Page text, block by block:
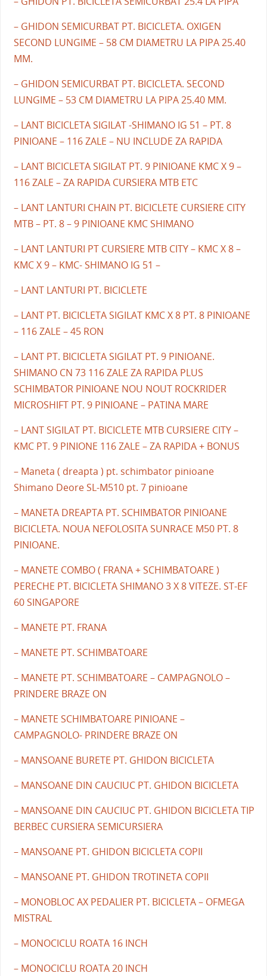
– GHIDON SEMICURBAT PT. BICICLETA. OXIGEN
SECOND LUNGIME – 58 CM DIAMETRU LA PIPA 25.40
MM.
– GHIDON SEMICURBAT PT. BICICLETA. SECOND
LUNGIME – 53 CM DIAMETRU LA PIPA 25.40 MM.
– LANT BICICLETA SIGILAT -SHIMANO IG 51 – PT. 8
PINIOANE – 116 ZALE – NU INCLUDE ZA RAPIDA
– LANT BICICLETA SIGILAT PT. 9 PINIOANE KMC X 9 –
116 ZALE – ZA RAPIDA CURSIERA MTB ETC
– LANT LANTURI CHAIN PT. BICICLETE CURSIERE CITY
MTB – PT. 8 – 9 PINIOANE KMC SHIMANO
– LANT LANTURI PT CURSIERE MTB CITY – KMC X 8 –
KMC X 9 – KMC- SHIMANO IG 51 –
– LANT LANTURI PT. BICICLETE
– LANT PT. BICICLETA SIGILAT KMC X 8 PT. 8 PINIOANE
– 116 ZALE – 45 RON
– LANT PT. BICICLETA SIGILAT PT. 9 PINIOANE.
SHIMANO CN 73 116 ZALE ZA RAPIDA PLUS
SCHIMBATOR PINIOANE NOU NOUT ROCKRIDER
MICROSHIFT PT. 9 PINIOANE – PATINA MARE
– LANT SIGILAT PT. BICICLETE MTB CURSIERE CITY –
KMC PT. 9 PINIONE 116 ZALE – ZA RAPIDA + BONUS
– Maneta ( dreapta ) pt. schimbator pinioane
Shimano Deore SL-M510 pt. 7 pinioane
– MANETA DREAPTA PT. SCHIMBATOR PINIOANE
BICICLETA. NOUA NEFOLOSITA SUNRACE M50 PT. 8
PINIOANE.
– MANETE COMBO ( FRANA + SCHIMBATOARE )
PERECHE PT. BICICLETA SHIMANO 3 X 8 VITEZE. ST-EF
60 SINGAPORE
– MANETE PT. FRANA
– MANETE PT. SCHIMBATOARE
– MANETE PT. SCHIMBATOARE – CAMPAGNOLO –
PRINDERE BRAZE ON
– MANETE SCHIMBATOARE PINIOANE –
CAMPAGNOLO- PRINDERE BRAZE ON
– MANSOANE BURETE PT. GHIDON BICICLETA
– MANSOANE DIN CAUCIUC PT. GHIDON BICICLETA
– MANSOANE DIN CAUCIUC PT. GHIDON BICICLETA TIP
BERBEC CURSIERA SEMICURSIERA
– MANSOANE PT. GHIDON BICICLETA COPII
– MANSOANE PT. GHIDON TROTINETA COPII
– MONOBLOC AX PEDALIER PT. BICICLETA – OFMEGA
MISTRAL
– MONOCICLU ROATA 16 INCH
– MONOCICLU ROATA 20 INCH